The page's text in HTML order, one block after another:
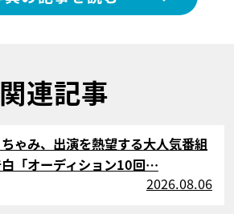
関連記事
ル
ゃみ、出演を熱望する大人気番組
「オーディション10回…
2026.08.06